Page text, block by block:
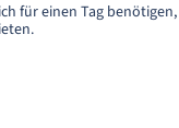
für einen Tag